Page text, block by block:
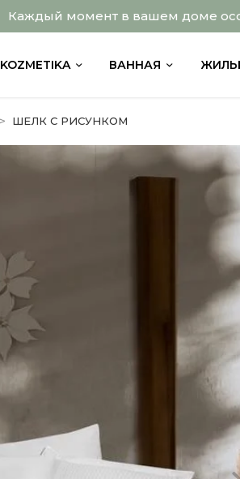
Каждый момент в вашем доме
KOZMETIKA ВАННАЯ
ШЕЛК С РИСУНКОМ